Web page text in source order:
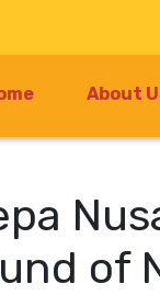
About
of